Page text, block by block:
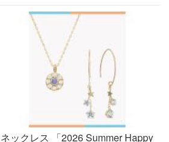
ネックレス 「2026 Summer Happy